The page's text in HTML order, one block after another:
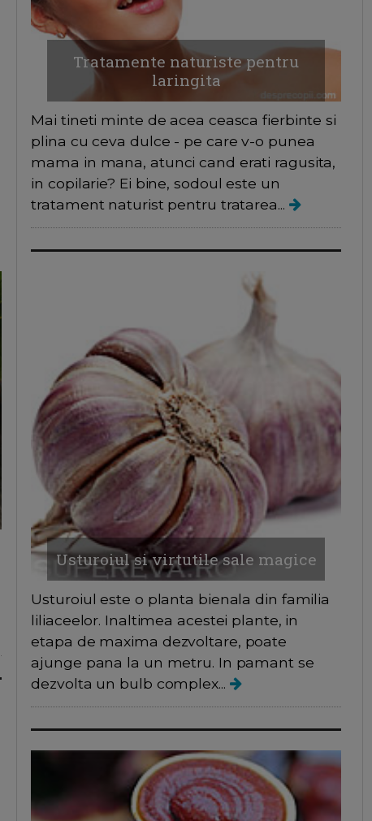
Tratamente naturiste pentru
laringita
Mai tineti minte de acea ceasca fierbinte si
plina cu ceva dulce - pe care v-o punea
mama in mana, atunci cand erati ragusita,
in copilarie? Ei bine, sodoul este un
tratament naturist pentru tratarea...
Usturoiul si virtutile sale magice
Usturoiul este o planta bienala din familia
liliaceelor. Inaltimea acestei plante, in
etapa de maxima dezvoltare, poate
ajunge pana la un metru. In pamant se
dezvolta un bulb complex...